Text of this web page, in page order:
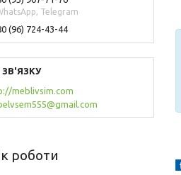
Telegram
(96) 724-43-44
meblivsim.com
роботи